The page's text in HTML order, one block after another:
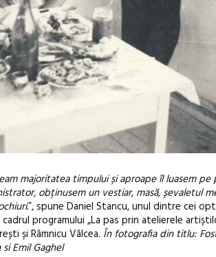
majoritatea timpului și aproape îl luasem pe
obținusem un vestiar, masă, șevaletul
”, spune Daniel Stancu, unul dintre cei
programului „La pas prin atelierele
și Râmnicu Vâlcea. În fotografia din titlu:
Emil Gaghel